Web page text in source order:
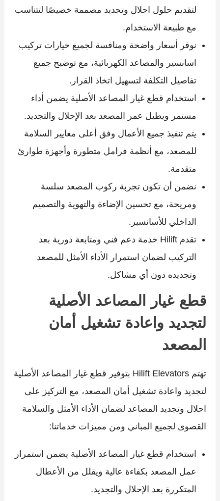
لتقديم حلول احلال وتجديد مصممة خصيصًا لتتناسب
مع طبيعة الاستخدام.
نوفر أسعار واضحة ومنافسة لجميع خيارات تركيب
اسانسير والمصاعد الكهربائية، مع توضيح جميع
تفاصيل التكلفة لتسهيل اتخاذ القرار.
استخدام قطع غيار المصاعد الأصلية يضمن أداء
مستمر ويطيل عمر المصعد بعد الإحلال والتجديد.
يتم تنفيذ جميع الأعمال وفق أعلى معايير السلامة
للمصعد، مع أنظمة فرامل متطورة وأجهزة طوارئ
متقدمة.
نضمن أن تكون تجربة ركوب المصعد سلسة
ومريحة، مع تحسين الإضاءة والتهوية والتصميم
الداخلي للأسانسير.
تقدم Hilift خدمة دعم فني ومتابعة دورية بعد
التركيب لضمان استمرار الأداء الأمثل للمصعد
وتجديده دون أي مشاكل.
قطع غيار المصاعد الأصلية
لتجديد واعادة تشغيل أمان
المصعد
تهتم Hilift Elevators بتوفير قطع غيار المصاعد الأصلية
لتجديد واعادة تشغيل أمان المصعد، مع التركيز على
احلال وتجديد المصاعد لضمان الأداء الأمثل والسلامة
القصوى لجميع المباني ومن مميزات خدماتنا:
استخدام قطع غيار المصاعد الأصلية يضمن استمرار
عمل المصعد بكفاءة عالية ويقلل من الأعطال
المتكررة بعد الإحلال والتجديد.